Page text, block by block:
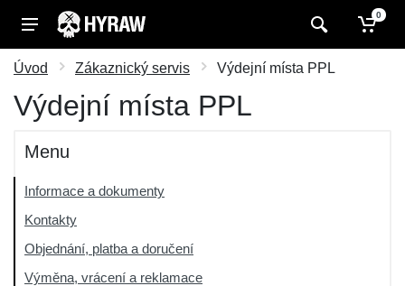
0
Úvod Zákaznický servis Výdejní místa PPL
Výdejní místa PPL
Menu
Informace a dokumenty
Kontakty
Objednání, platba a doručení
Výměna, vrácení a reklamace